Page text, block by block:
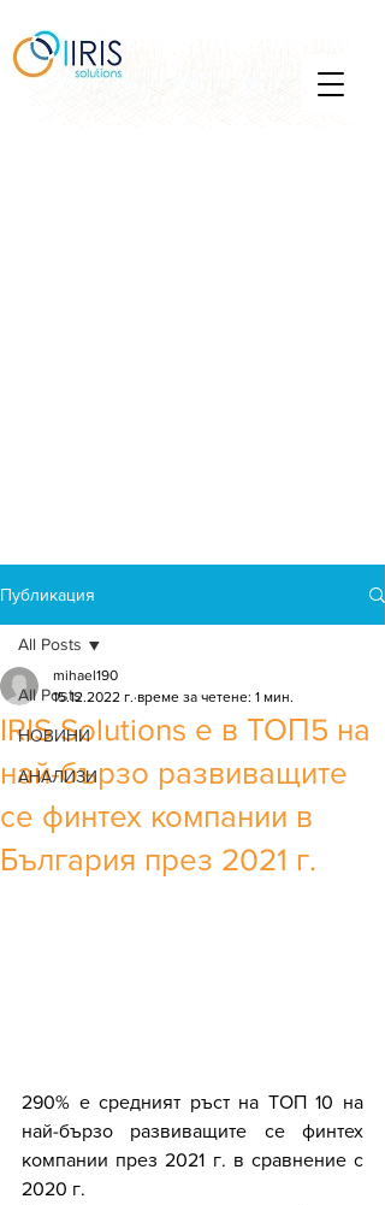
Публикация
All Posts
НОВИНИ
АНАЛИЗИ
All Posts
IRIS Solutions е в ТОП5 на
най-бързо развиващите
се финтех компании в
България през 2021 г.
mihael190
15.12.2022 г. време за четене: 1 мин.
290% е средният ръст на ТОП 10 на
най-бързо развиващите се финтех
компании през 2021 г. в сравнение с
2020 г.